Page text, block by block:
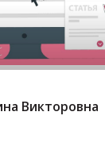
Викторовна